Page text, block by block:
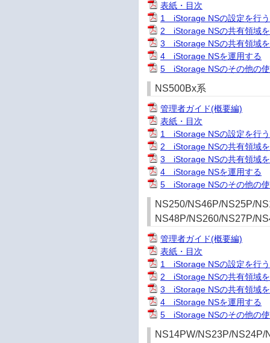
表紙・目次
1 iStorage NSの設定を行う
2 iStorage NSの共有領域
3 iStorage NSの共有領域
4 iStorage NSを運用する
5 iStorage NSのその他の
NS500Bx系
管理者ガイド(概要編)
表紙・目次
1 iStorage NSの設定を行う
2 iStorage NSの共有領域
3 iStorage NSの共有領域
4 iStorage NSを運用する
5 iStorage NSのその他の
NS250/NS46P/NS25P/
NS48P/NS260/NS27P/
管理者ガイド(概要編)
表紙・目次
1 iStorage NSの設定を行う
2 iStorage NSの共有領域
3 iStorage NSの共有領域
4 iStorage NSを運用する
5 iStorage NSのその他の
NS14PW/NS23P/